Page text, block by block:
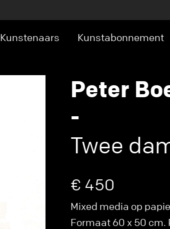
Kunstenaars Kunstabonnement
Peter
-
Twee
€ 450
Mixed media op
Formaat 60 x 50 cm.